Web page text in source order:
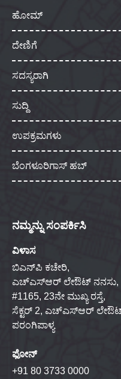
ಹೋಮ್
ದೇಣಿಗೆ
ಸದಸ್ಯರಾಗಿ
ಸುದ್ದಿ
ಉಪಕ್ರಮಗಳು
ಬೆಂಗಳೂರಿಗಾಸ್ ಹಬ್
ನಮ್ಮನ್ನು ಸಂಪರ್ಕಿಸಿ
ವಿಳಾಸ
ಬಿಎನ್‌ಪಿ ಕಚೇರಿ,
ಎಚ್‌ಎಸ್‌ಆರ್ ಲೇಔಟ್ ನನಸು,
#1165, 23ನೇ ಮುಖ್ಯ ರಸ್ತೆ,
ಸೆಕ್ಟರ್ 2, ಎಚ್‌ಎಸ್‌ಆರ್
ಪರಂಗಿಪಾಳ್ಯ
ಫೋನ್
+91 80 3733 0000